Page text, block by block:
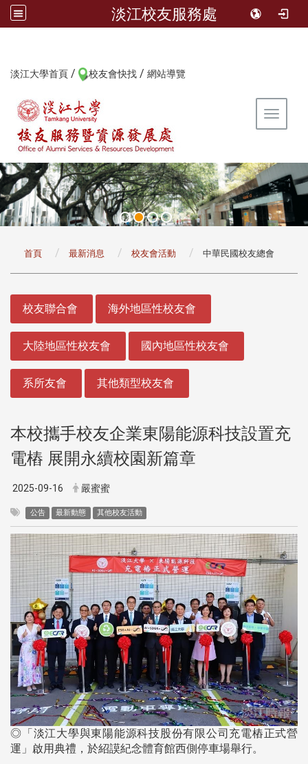
淡江校友服務處
淡江大學首頁 / 校友會快找 / 網站導覽
Toggle
首頁 最新消息 校友會活動 中華民國校友總會
校友聯合會 海外地區性校友會
大陸地區性校友會 國內地區性校友會
系所友會 其他類型校友會
本校攜手校友企業東陽能源科技設置充
電樁 展開永續校園新篇章
2025-09-16 嚴蜜蜜
公告 最新動態 其他校友活動
◎「淡江大學與東陽能源科技股份有限公司充電樁正式營
運」啟用典禮，於紹謨紀念體育館西側停車場舉行。